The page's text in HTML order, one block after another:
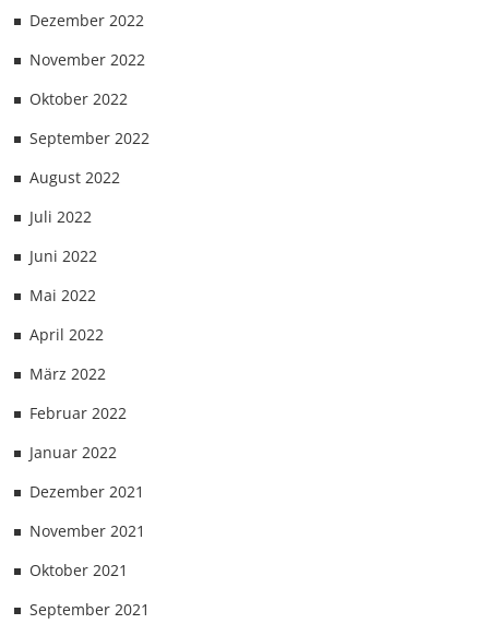
Dezember 2022
November 2022
Oktober 2022
September 2022
August 2022
Juli 2022
Juni 2022
Mai 2022
April 2022
März 2022
Februar 2022
Januar 2022
Dezember 2021
November 2021
Oktober 2021
September 2021